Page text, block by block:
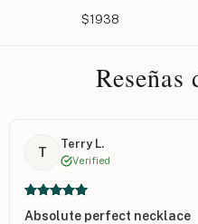
$1938
Reseñas
T
Terry L.
Verified
Absolute perfect necklace